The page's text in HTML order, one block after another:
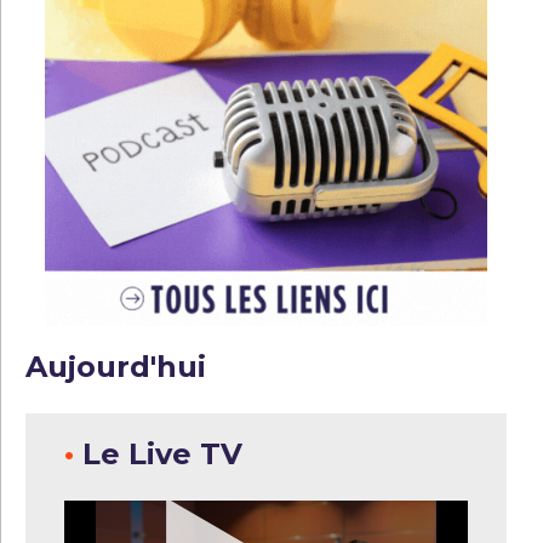
Aujourd'hui
• Le Live TV